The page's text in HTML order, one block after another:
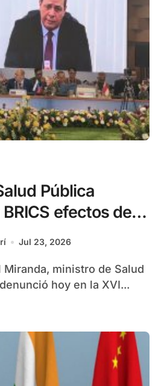
Pública
efectos del
Jul 23, 2026
hoy en la XVI...